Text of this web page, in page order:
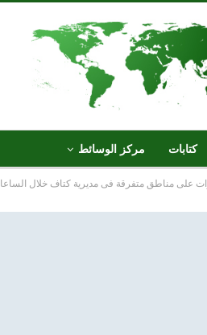
كتابات مركز الوسائط